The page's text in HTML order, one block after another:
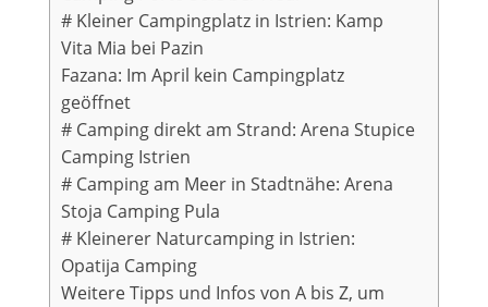
# Kleiner Campingplatz in Istrien: Kamp
Vita Mia bei Pazin
Fazana: Im April kein Campingplatz
geöffnet
# Camping direkt am Strand: Arena Stupice
Camping Istrien
# Camping am Meer in Stadtnähe: Arena
Stoja Camping Pula
# Kleinerer Naturcamping in Istrien:
Opatija Camping
Weitere Tipps und Infos von A bis Z, um